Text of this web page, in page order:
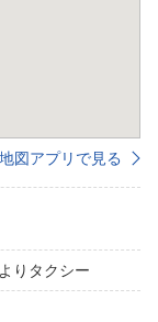
地図アプリで見る
りタクシー